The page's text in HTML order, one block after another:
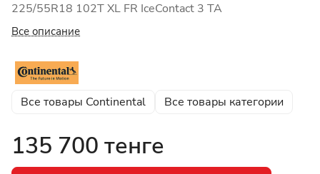
225/55R18 102T XL FR IceContact 3 TA
Все описание
Все товары Continental Все товары категории
135 700 тенге